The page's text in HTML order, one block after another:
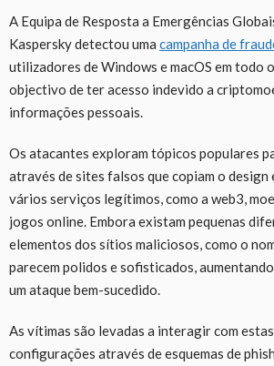
A Equipa de Resposta a Emergências
Kaspersky detectou uma campanha de
utilizadores de Windows e macOS em todo
objectivo de ter acesso indevido a
informações pessoais.
Os atacantes exploram tópicos populares
através de sites falsos que copiam o design
vários serviços legítimos, como a web3,
jogos online. Embora existam pequenas
elementos dos sítios maliciosos, como o
parecem polidos e sofisticados,
um ataque bem-sucedido.
As vítimas são levadas a interagir com
configurações através de esquemas de